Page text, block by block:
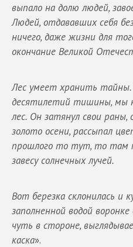
выпало на долю людей,
Людей, отдававших себя
ничего, даже жизни для
окончание Великой
Лес умеет хранить тайны.
десятилетий тишины, мы
лес. Он затянул свои
золото осени, рассыпал
прошлого то тут, то там
завесу солнечных лучей.
Вот березка склонилась и
заполненной водой
чуть в стороне,
каска».